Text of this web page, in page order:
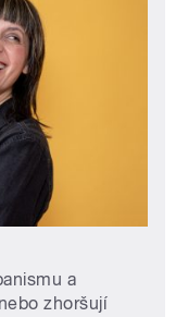
a
zhoršují